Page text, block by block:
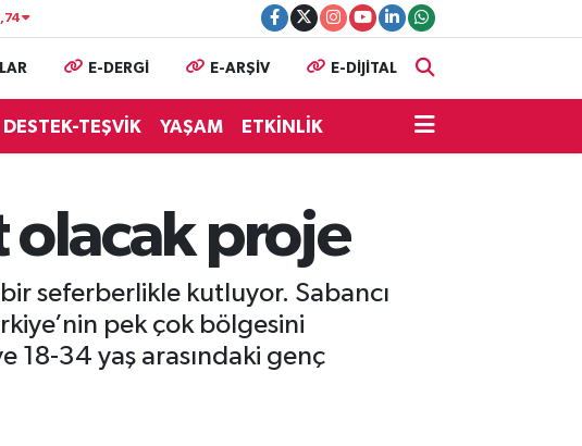
E-DERGİ E-ARŞİV E-DİJİTAL
DESTEK-TEŞVİK YAŞAM ETKİNLİK
olacak proje
seferberlikle kutluyor. Sabancı
pek çok bölgesini
18-34 yaş arasındaki genç